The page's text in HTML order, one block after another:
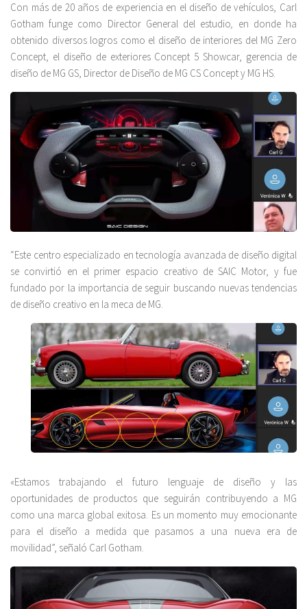
Con más de 20 años de experiencia en el diseño de vehículos, Carl
Gotham funge como Director General del estudio, en donde ha
obtenido diversos logros como el diseño de interiores del MG Zero
Concept, el diseño de exteriores Concept 5 Showcar, gerencia de
diseño de MG GS, Director de Diseño de MG CS Concept y MG HS.
“Este centro especializado en tecnología avanzada de diseño digital
se convirtió en el primer espacio creativo de SAIC Motor, y fue
fundado por la importancia de seguir buscando nuevas tendencias
de diseño creativo en la meca de MG.
«Estamos trabajando el futuro lenguaje de diseño y las
oportunidades de productos que seguirán contribuyendo a MG
como una marca global exitosa. Es un momento muy emocionante
para el diseño a medida que pasamos a una nueva era de
movilidad”, señaló Carl Gotham.